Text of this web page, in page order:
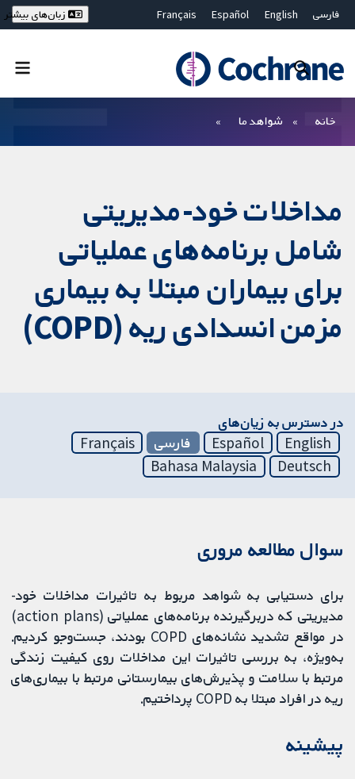
فارسی English
Español
Français
Bahasa Malaysia
ไทย
繁體中文
زبان‌های بیشتر
خانه شواهد ما
مداخلات خود-مدیریتی
شامل برنامه‌های عملیاتی
برای بیماران مبتلا به بیماری
مزمن انسدادی ریه (COPD)
در دسترس به زیان‌های
English
Español فارسی
Français
Deutsch
Bahasa Malaysia
سوال مطالعه مروری
برای دستیابی به شواهد مربوط به تاثیرات مداخلات خود-
مدیریتی که دربرگیرنده برنامه‌های عملیاتی (action plans)
در مواقع تشدید نشانه‌های COPD بودند، جست‌وجو کردیم.
به‌ویژه، به بررسی تاثیرات این مداخلات روی کیفیت زندگی
مرتبط با سلامت و پذیرش‌های بیمارستانی مرتبط با بیماری‌های
ریه در افراد مبتلا به COPD پرداختیم.
پیشینه